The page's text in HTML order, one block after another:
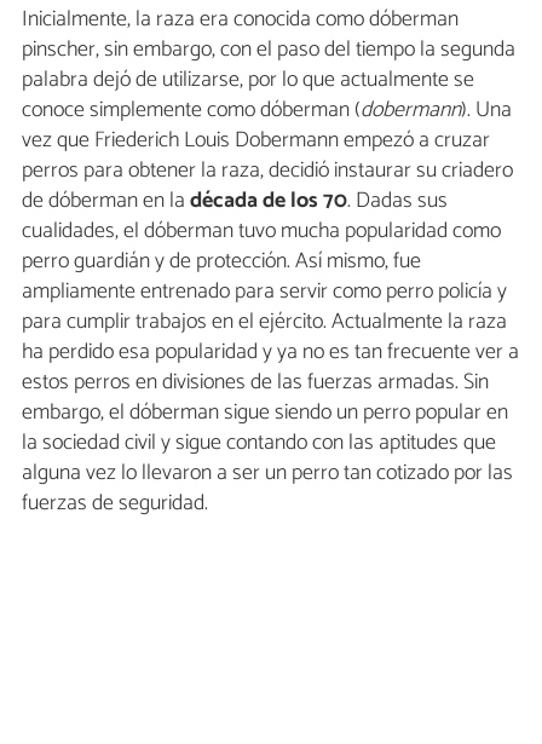
Inicialmente, la raza era conocida como dóberman
pinscher, sin embargo, con el paso del tiempo la segunda
palabra dejó de utilizarse, por lo que actualmente se
conoce simplemente como dóberman (dobermann). Una
vez que Friederich Louis Dobermann empezó a cruzar
perros para obtener la raza, decidió instaurar su criadero
de dóberman en ladécada de los 70. Dadas sus
cualidades, el dóberman tuvo mucha popularidad como
perro guardián y de protección. Así mismo, fue
ampliamente entrenado para servir como perro policía y
para cumplir trabajos en el ejército. Actualmente la raza
ha perdido esa popularidad y ya no es tan frecuente ver a
estos perros en divisiones de las fuerzas armadas. Sin
embargo, el dóberman sigue siendo un perro popular en
la sociedad civil y sigue contando con las aptitudes que
alguna vez lo llevaron a ser un perro tan cotizado por las
fuerzas de seguridad.